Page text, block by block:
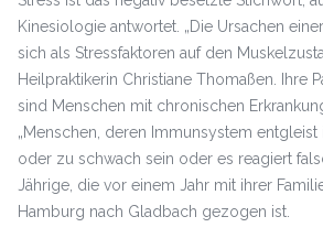
Kinesiologie antwortet. „Die Ursachen
sich als Stressfaktoren auf den
Heilpraktikerin Christiane Thomaßen. Ihre
sind Menschen mit chronischen
„Menschen, deren Immunsystem entgleist
oder zu schwach sein oder es reagiert
Jährige, die vor einem Jahr mit ihrer
Hamburg nach Gladbach gezogen ist.